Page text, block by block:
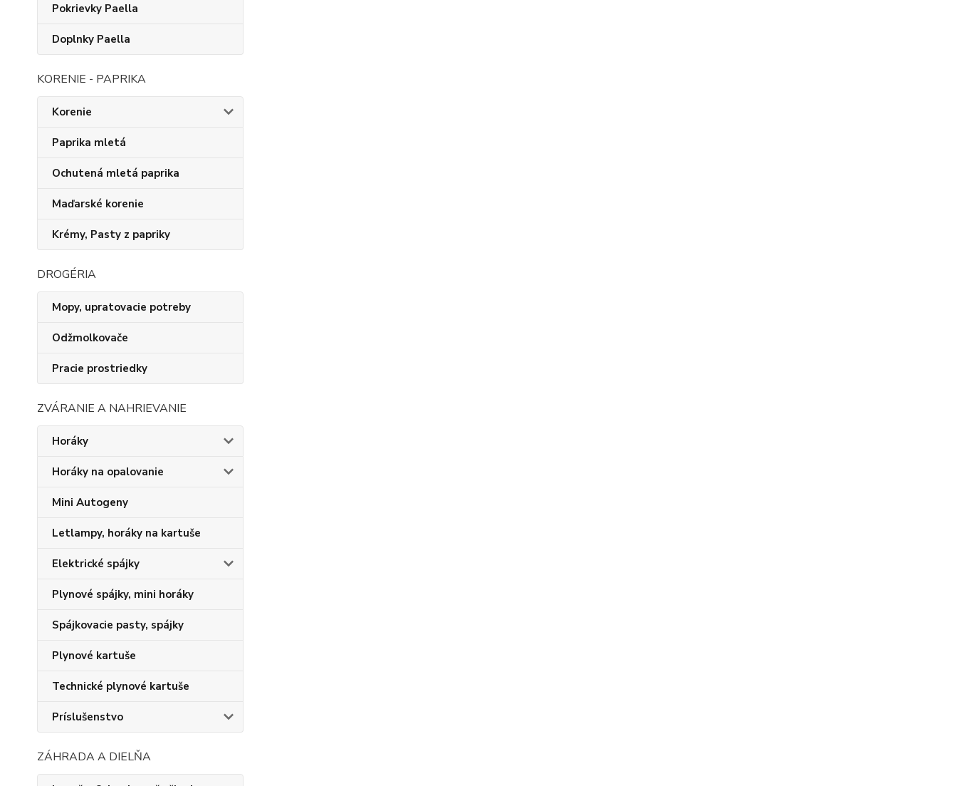
Pokrievky Paella
Doplnky Paella
KORENIE - PAPRIKA
Korenie
Paprika mletá
Ochutená mletá paprika
Maďarské korenie
Krémy, Pasty z papriky
DROGÉRIA
Mopy, upratovacie potreby
Odžmolkovače
Pracie prostriedky
ZVÁRANIE A NAHRIEVANIE
Horáky
Horáky na opalovanie
Mini Autogeny
Letlampy, horáky na kartuše
Elektrické spájky
Plynové spájky, mini horáky
Spájkovacie pasty, spájky
Plynové kartuše
Technické plynové kartuše
Príslušenstvo
ZÁHRADA A DIELŇA